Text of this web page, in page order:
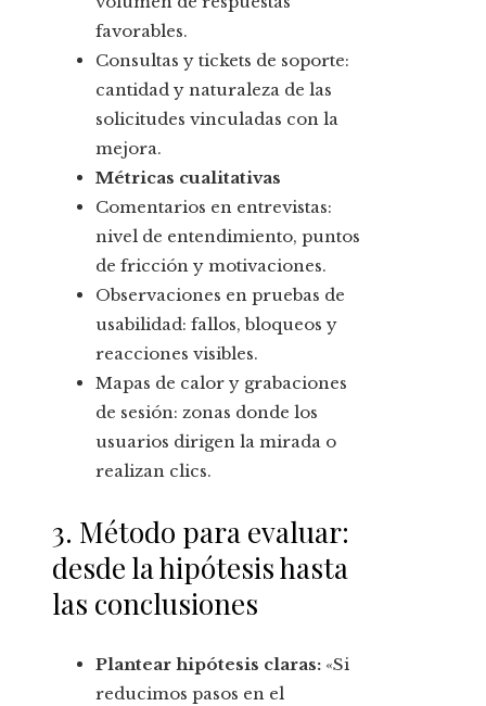
favorables.
Consultas y tickets de soporte:
cantidad y naturaleza de las
solicitudes vinculadas con la
mejora.
Métricas cualitativas
Comentarios en entrevistas:
nivel de entendimiento, puntos
de fricción y motivaciones.
Observaciones en pruebas de
usabilidad: fallos, bloqueos y
reacciones visibles.
Mapas de calor y grabaciones
de sesión: zonas donde los
usuarios dirigen la mirada o
realizan clics.
3. Método para evaluar:
desde la hipótesis hasta
las conclusiones
Plantear hipótesis claras: «Si
reducimos pasos en el